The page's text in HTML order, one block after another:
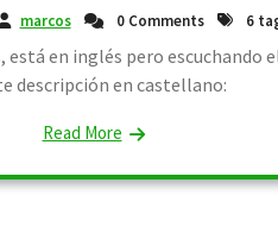
marcos 0 Comments 6
está en inglés pero escuchando
descripción en castellano:
Read More